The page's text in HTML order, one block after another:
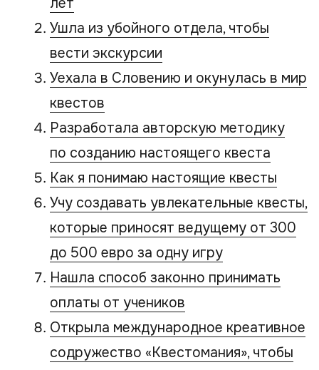
«Улицы разбитых фонарей». В реальной
жизни тоже видела пример перед
глазами — в семье были люди, связанные
с органами. Окончила Уральскую
юридическую академию по юридической
специальности, сейчас это университет,
один из самых престижных в стране.
Защитила дипломную работу на тему
деятельности» — меня всегда
Во время работы я часто сталкивалась
с дискриминацией из-за того, что
я женщина. Это меня задевало — ведь
я знала все законы и стремилась
проявить себя. Сколько помню, всегда
работала как оперативник, хотя
изначально была дознавателем, а потом
и следователем. Мне было скучно
сидеть в кабинете, хотелось
разыскивать преступников, самой
вычислять, где они находятся. Коллеги
надо мной посмеивались, хотя
результаты моего труда были очевидны.
Я уехала с патриархального Урала